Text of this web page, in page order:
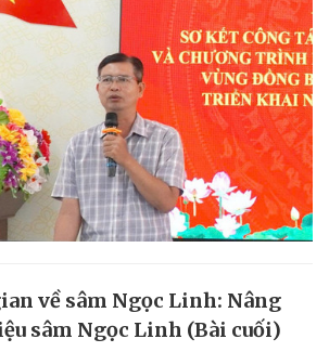
về sâm Ngọc Linh: Nâng
sâm Ngọc Linh (Bài cuối)